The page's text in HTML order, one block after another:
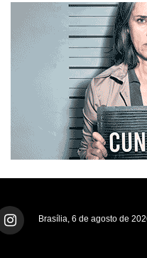
Brasília, 6 de agosto de